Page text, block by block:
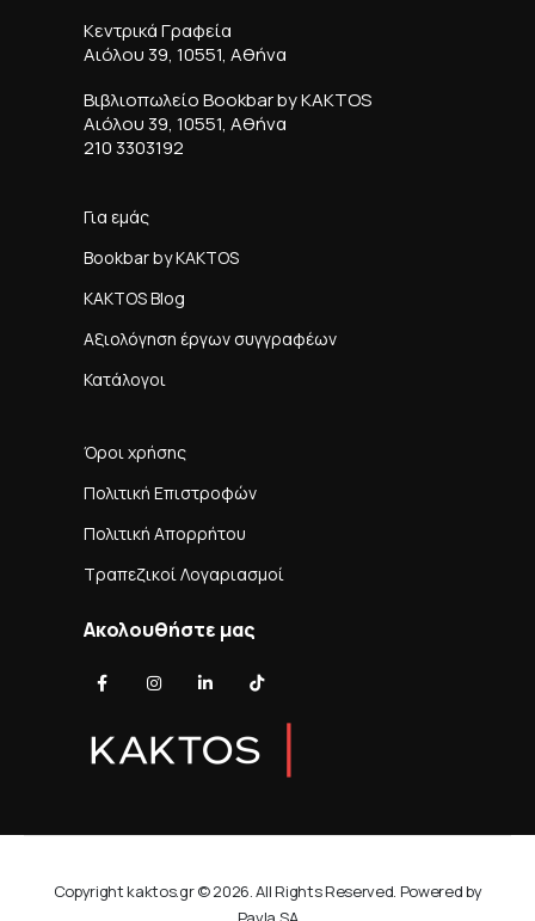
Κεντρικά Γραφεία
Αιόλου 39, 10551, Αθήνα
Βιβλιοπωλείο Bookbar by KAKTOS
Αιόλου 39, 10551, Αθήνα
210 3303192
Για εμάς
Bookbar by KAKTOS
KAKTOS Blog
Αξιολόγηση έργων συγγραφέων
Κατάλογοι
Όροι χρήσης
Πολιτική Επιστροφών
Πολιτική Απορρήτου
Τραπεζικοί Λογαριασμοί
Ακολουθήστε μας
Copyright kaktos.gr © 2026. All Rights Reserved. Powered by